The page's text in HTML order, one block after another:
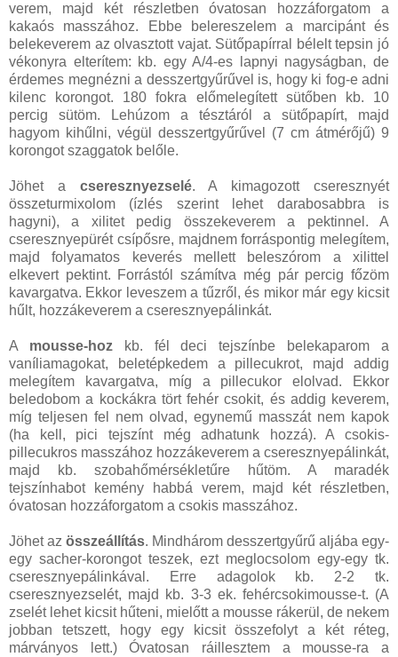
verem, majd két részletben óvatosan hozzáforgatom a
kakaós masszához. Ebbe belereszelem a marcipánt és
belekeverem az olvasztott vajat. Sütőpapírral bélelt tepsin jó
vékonyra elterítem: kb. egy A/4-es lapnyi nagyságban, de
érdemes megnézni a desszertgyűrűvel is, hogy ki fog-e adni
kilenc korongot. 180 fokra előmelegített sütőben kb. 10
percig sütöm. Lehúzom a tésztáról a sütőpapírt, majd
hagyom kihűlni, végül desszertgyűrűvel (7 cm átmérőjű) 9
korongot szaggatok belőle.
Jöhet a cseresznyezselé. A kimagozott cseresznyét
összeturmixolom (ízlés szerint lehet darabosabbra is
hagyni), a xilitet pedig összekeverem a pektinnel. A
cseresznyepürét csípősre, majdnem forráspontig melegítem,
majd folyamatos keverés mellett beleszórom a xilittel
elkevert pektint. Forrástól számítva még pár percig főzöm
kavargatva. Ekkor leveszem a tűzről, és mikor már egy kicsit
hűlt, hozzákeverem a cseresznyepálinkát.
A mousse-hozkb. fél deci tejszínbe belekaparom a
vaníliamagokat, beletépkedem a pillecukrot, majd addig
melegítem kavargatva, míg a pillecukor elolvad. Ekkor
beledobom a kockákra tört fehér csokit, és addig keverem,
míg teljesen fel nem olvad, egynemű masszát nem kapok
(ha kell, pici tejszínt még adhatunk hozzá). A csokis-
pillecukros masszához hozzákeverem a cseresznyepálinkát,
majd kb. szobahőmérsékletűre hűtöm. A maradék
tejszínhabot kemény habbá verem, majd két részletben,
óvatosan hozzáforgatom a csokis masszához.
Jöhet az összeállítás. Mindhárom desszertgyűrű aljába egy-
egy sacher-korongot teszek, ezt meglocsolom egy-egy tk.
cseresznyepálinkával. Erre adagolok kb. 2-2 tk.
cseresznyezselét, majd kb. 3-3 ek. fehércsokimousse-t. (A
zselét lehet kicsit hűteni, mielőtt a mousse rákerül, de nekem
jobban tetszett, hogy egy kicsit összefolyt a két réteg,
márványos lett.) Óvatosan ráillesztem a mousse-ra a